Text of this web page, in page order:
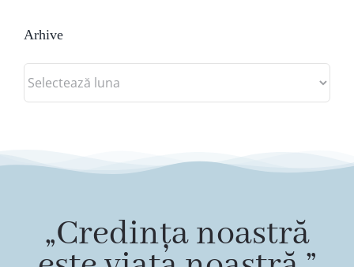
Arhive
Arhive
„Credința noastră